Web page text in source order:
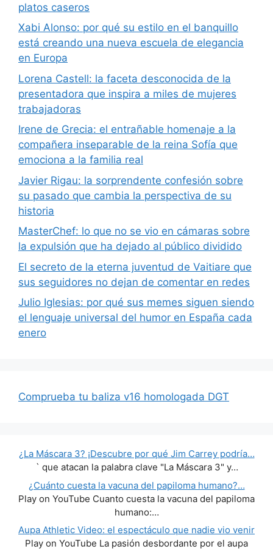
platos caseros
Xabi Alonso: por qué su estilo en el banquillo
está creando una nueva escuela de elegancia
en Europa
Lorena Castell: la faceta desconocida de la
presentadora que inspira a miles de mujeres
trabajadoras
Irene de Grecia: el entrañable homenaje a la
compañera inseparable de la reina Sofía que
emociona a la familia real
Javier Rigau: la sorprendente confesión sobre
su pasado que cambia la perspectiva de su
historia
MasterChef: lo que no se vio en cámaras sobre
la expulsión que ha dejado al público dividido
El secreto de la eterna juventud de Vaitiare que
sus seguidores no dejan de comentar en redes
Julio Iglesias: por qué sus memes siguen siendo
el lenguaje universal del humor en España cada
enero
Comprueba tu baliza v16 homologada DGT
¿La Máscara 3? ¡Descubre por qué Jim Carrey podría…
` que atacan la palabra clave "La Máscara 3" y…
¿Cuánto cuesta la vacuna del papiloma humano?…
Play on YouTube Cuanto cuesta la vacuna del papiloma
humano:…
Aupa Athletic Video: el espectáculo que nadie vio venir
Play on YouTube La pasión desbordante por el aupa